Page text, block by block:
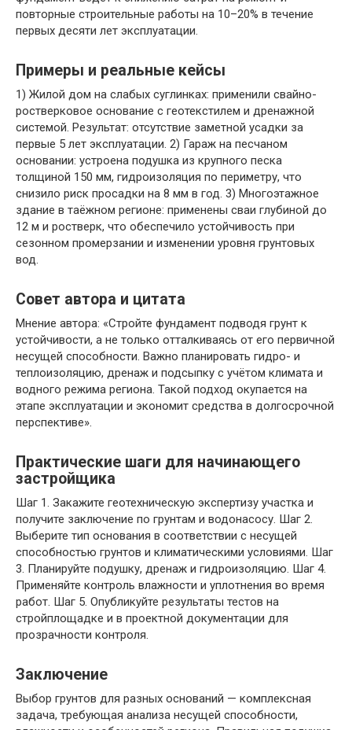
повторные строительные работы на 10–20% в течение
первых десяти лет эксплуатации.
Примеры и реальные кейсы
1) Жилой дом на слабых суглинках: применили свайно-
ростверковое основание с геотекстилем и дренажной
системой. Результат: отсутствие заметной усадки за
первые 5 лет эксплуатации. 2) Гараж на песчаном
основании: устроена подушка из крупного песка
толщиной 150 мм, гидроизоляция по периметру, что
снизило риск просадки на 8 мм в год. 3) Многоэтажное
здание в таёжном регионе: применены сваи глубиной до
12 м и ростверк, что обеспечило устойчивость при
сезонном промерзании и изменении уровня грунтовых
вод.
Совет автора и цитата
Мнение автора: «Стройте фундамент подводя грунт к
устойчивости, а не только отталкиваясь от его первичной
несущей способности. Важно планировать гидро- и
теплоизоляцию, дренаж и подсыпку с учётом климата и
водного режима региона. Такой подход окупается на
этапе эксплуатации и экономит средства в долгосрочной
перспективе».
Практические шаги для начинающего
застройщика
Шаг 1. Закажите геотехническую экспертизу участка и
получите заключение по грунтам и водонасосу. Шаг 2.
Выберите тип основания в соответствии с несущей
способностью грунтов и климатическими условиями. Шаг
3. Планируйте подушку, дренаж и гидроизоляцию. Шаг 4.
Применяйте контроль влажности и уплотнения во время
работ. Шаг 5. Опубликуйте результаты тестов на
стройплощадке и в проектной документации для
прозрачности контроля.
Заключение
Выбор грунтов для разных оснований — комплексная
задача, требующая анализа несущей способности,